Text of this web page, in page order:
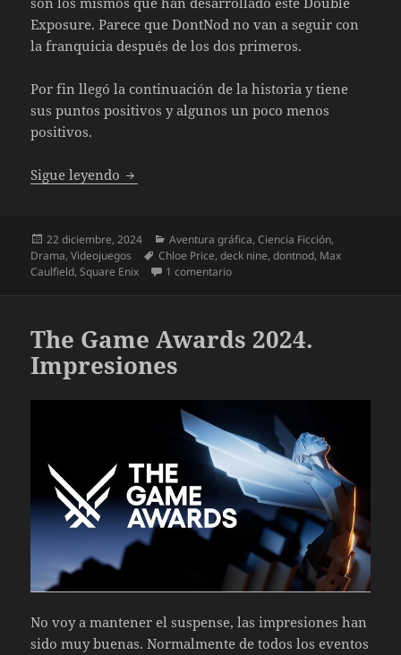
Exposure. Parece que DontNod no van a seguir con
la franquicia después de los dos primeros.
Por fin llegó la continuación de la historia y tiene
sus puntos positivos y algunos un poco menos
positivos.
Sigue leyendo Life is Strange. Double Exposure
Publicado
el
22 diciembre, 2024 Categorías
Aventura gráfica,Ciencia Ficción,
Drama,Videojuegos Etiquetas
Chloe Price,deck nine,dontnod, Max
Caulfield,Square Enix 1 comentarioen Life is Strange. Double
The Game Awards 2024.
Impresiones
No voy a mantener el suspense, las impresiones han
sido muy buenas. Normalmente de todos los eventos